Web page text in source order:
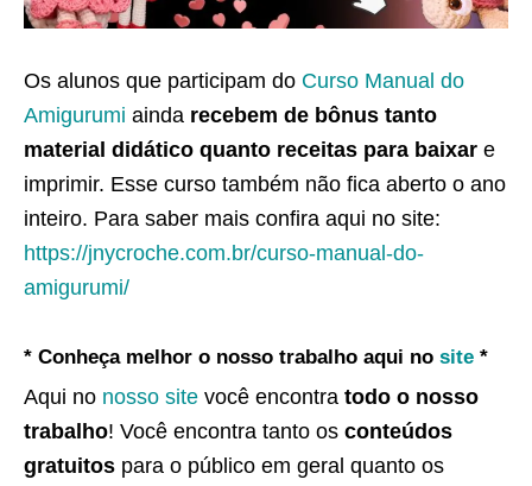
Os alunos que participam do Curso Manual do
Amigurumi ainda recebem de bônus tanto
material didático quanto receitas para baixar e
imprimir. Esse curso também não fica aberto o ano
inteiro. Para saber mais confira aqui no site:
https://jnycroche.com.br/curso-manual-do-
amigurumi/
* Conheça melhor o nosso trabalho aqui no site *
Aqui no nosso site você encontra todo o nosso
trabalho! Você encontra tanto os conteúdos
gratuitos para o público em geral quanto os